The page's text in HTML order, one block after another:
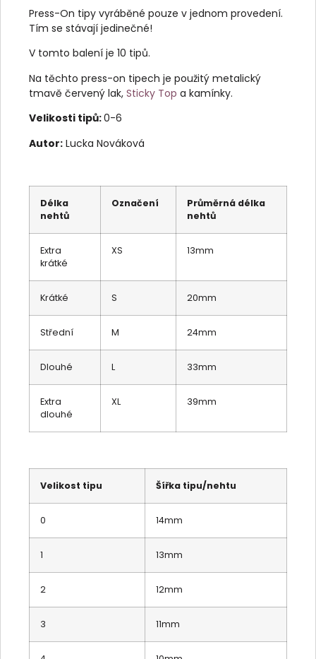
Press-On tipy vyráběné pouze v jednom provedení.
Tím se stávají jedinečné!
V tomto balení je 10 tipů.
Na těchto press-on tipech je použitý metalický
tmavě červený lak, Sticky Top a kamínky.
Velikosti tipů:0-6
Autor: Lucka Nováková
Délka
nehtů
Označení
Průměrná délka
nehtů
Extra
krátké
XS 13mm
Krátké S 20mm
Střední M 24mm
Dlouhé L 33mm
Extra
dlouhé
XL 39mm
Velikost tipu Šířka tipu/nehtu
0 14mm
1 13mm
2 12mm
3 11mm